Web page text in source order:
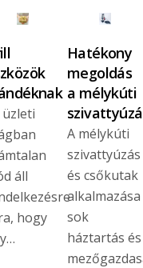
üzleti
áll
hogy
Hatékony
megoldás
a mélykúti
A mélykúti
szivattyúzás
és csőkutak
alkalmazása
sok
háztartás és